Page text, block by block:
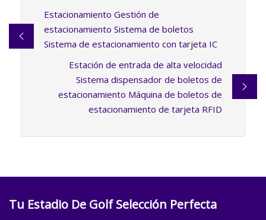
Estacionamiento Gestión de
estacionamiento Sistema de boletos
Sistema de estacionamiento con tarjeta IC
Estación de entrada de alta velocidad
Sistema dispensador de boletos de
estacionamiento Máquina de boletos de
estacionamiento de tarjeta RFID
Tu Estadio De Golf Selección Perfecta